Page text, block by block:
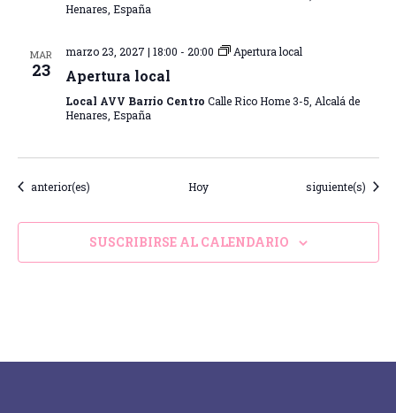
Henares, España
MAR
23
marzo 23, 2027 | 18:00 - 20:00 Apertura local
Apertura local
Local AVV Barrio Centro Calle Rico Home 3-5, Alcalá de
Henares, España
Eventos
anterior(es) Hoy Eventos
siguiente(s)
SUSCRIBIRSE AL CALENDARIO